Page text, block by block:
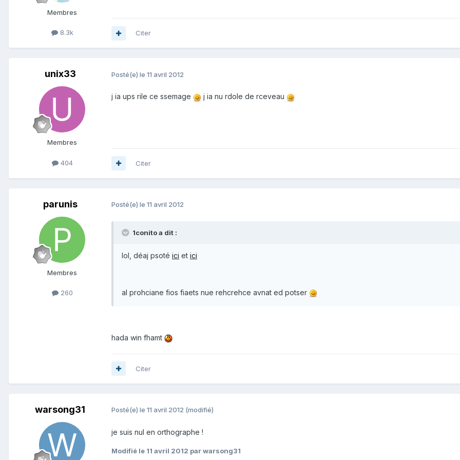
Membres
8.3k Citer
unix33
Membres
404
Posté(e) le 11 avril 2012
j ia ups rile ce ssemage j ia nu rdole de rceveau
Citer
parunis
Membres
260
Posté(e) le 11 avril 2012
1conito a dit :
lol, déaj psoté ici et ici
al prohciane fios fiaets nue rehcrehce avnat ed potser
hada win fhamt
Citer
warsong31 Posté(e) le 11 avril 2012 (modifié)
je suis nul en orthographe !
Modifié le 11 avril 2012 par warsong31